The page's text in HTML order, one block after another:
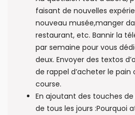
faisant de nouvelles
nouveau musée,manger
restaurant, etc. Bannir la
par semaine pour vous
deux. Envoyer des textos
de rappel d’acheter le pain
course.
En ajoutant des touches
de tous les jours :Pourquoi